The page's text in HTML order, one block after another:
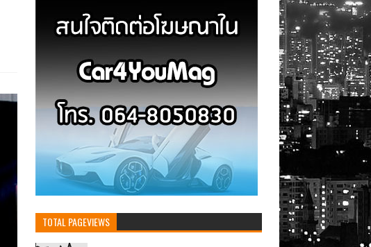
TOTAL PAGEVIEWS